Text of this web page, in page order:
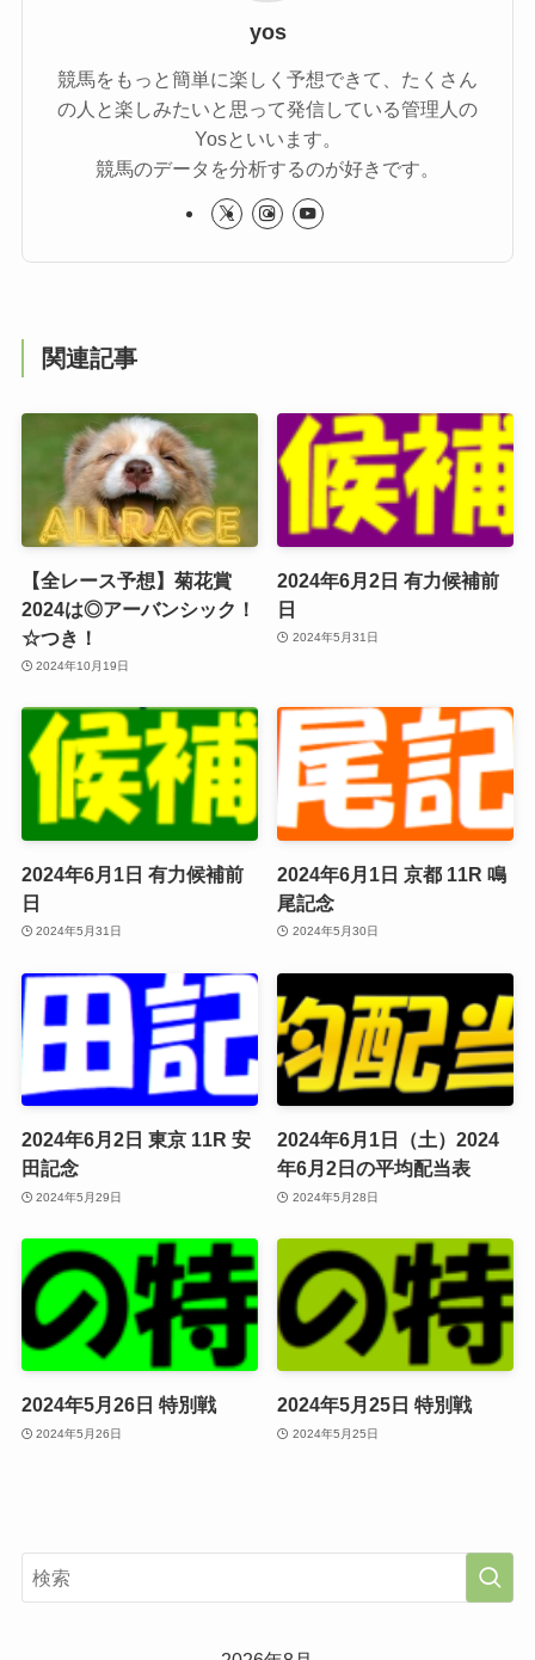
yos
競馬をもっと簡単に楽しく予想できて、たくさん
の人と楽しみたいと思って発信している管理人の
Yosといいます。
競馬のデータを分析するのが好きです。
関連記事
【全レース予想】菊花賞
2024は◎アーバンシック！
☆つき！
2024年10月19日
2024年6月2日 有力候補前
日
2024年5月31日
2024年6月1日 有力候補前
日
2024年5月31日
2024年6月1日 京都 11R 鳴
尾記念
2024年5月30日
2024年6月2日 東京 11R 安
田記念
2024年5月29日
2024年6月1日（土）2024
年6月2日の平均配当表
2024年5月28日
2024年5月26日 特別戦
2024年5月26日
2024年5月25日 特別戦
2024年5月25日